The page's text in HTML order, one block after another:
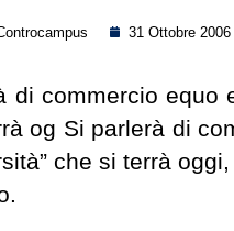
31 Ottobre 2006
di commercio equo
og Si parlerà di
che si terrà